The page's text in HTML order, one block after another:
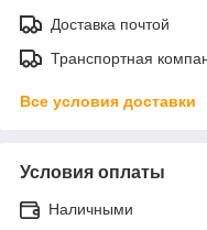
Доставка почтой
Транспортная
Все условия доставки
Условия оплаты
Наличными